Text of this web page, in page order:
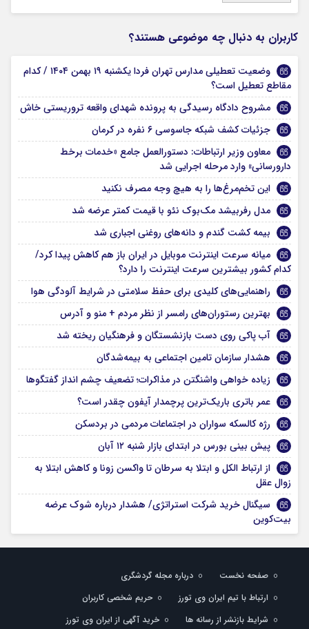
کاربران به دنبال چه موضوعی هستند؟
وضعیت تعطیلی مدارس تهران فردا یکشنبه ۱۹ بهمن ۱۴۰۴ / کدام
مقاطع تعطیل است؟
مشروح دادگاه رسیدگی به پرونده شهدای واقعه تروریستی خاش
جزئیات کشف شبکه جاسوسی ۶ نفره در کرمان
معاون وزیر ارتباطات: دستورالعمل جامع «خدمات برخط
دارورسانی» وارد مرحله اجرایی شد
این تخم‌مرغ‌ها را به هیچ وجه مصرف نکنید
مدل رفربیشد مک‌بوک نئو با قیمت کمتر عرضه شد
بیمه کشت گندم و دانه‌های روغنی اجباری شد
میانه سرعت اینترنت موبایل در ایران باز هم کاهش پیدا کرد/
کدام کشور بیشترین سرعت اینترنت را دارد؟
راهنمایی‌های کلیدی برای حفظ سلامتی در شرایط آلودگی هوا
بهترین رستوران‌های رامسر از نظر مردم + منو و آدرس
آب پاکی روی دست بازنشستگان و فرهنگیان ریخته شد
هشدار سازمان تامین اجتماعی به بیمه‌شدگان
زیاده خواهی واشنگتن در مذاکرات؛ تضعیف چشم انداز گفتگوها
عمر باتری باریک‌ترین پرچمدار آیفون چقدر است؟
رژه کالسکه سواران در اجتماعات مردمی در بردسکن
پیش بینی بورس در ابتدای بازار شنبه ۱۲ آبان
از ارتباط الکل و ابتلا به سرطان تا واکسن زونا و کاهش ابتلا به
زوال عقل
سیگنال خرید شرکت استراتژی/ هشدار درباره شوک عرضه
بیت‌کوین
صفحه نخست
درباره مجله گردشگری
ارتباط با تیم ایران وی تورز
حریم شخصی کاربران
شرایط بازنشر از رسانه ها
خرید آگهی از ایران وی تورز